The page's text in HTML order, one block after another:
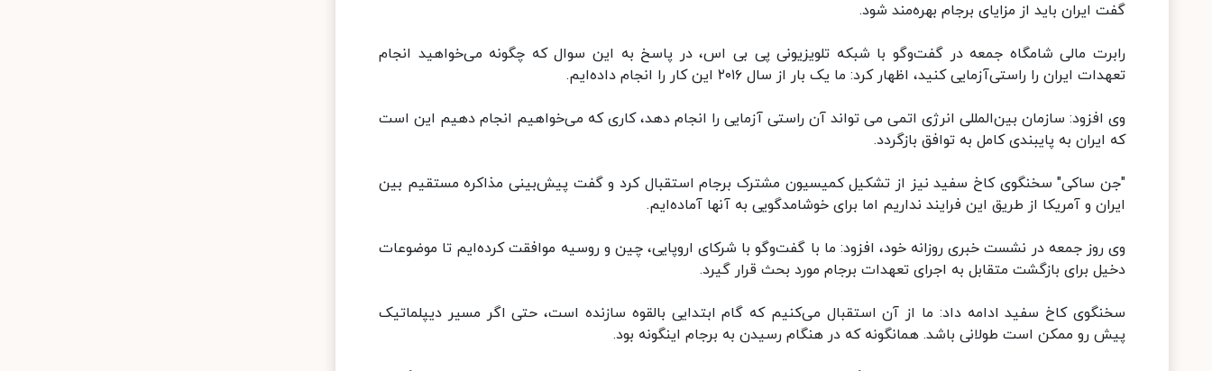
گفت ایران باید از مزایای برجام بهره‌مند شود.
رابرت مالی شامگاه جمعه در گفت‌وگو با شبکه تلویزیونی پی بی اس، در پاسخ به این سوال که چگونه می‌خواهید انجام
تعهدات ایران را راستی‌آزمایی کنید، اظهار کرد: ما یک بار از سال ۲۰۱۶ این کار را انجام داده‌ایم.
وی افزود: سازمان بین‌المللی انرژی اتمی می تواند آن راستی آزمایی را انجام دهد، کاری که می‌خواهیم انجام دهیم این است
که ایران به پایبندی کامل به توافق بازگردد.
"جن ساکی" سخنگوی کاخ سفید نیز از تشکیل کمیسیون مشترک برجام استقبال کرد و گفت پیش‌بینی مذاکره مستقیم بین
ایران و آمریکا از طریق این فرایند نداریم اما برای خوشامدگویی به آنها آماده‌ایم.
وی روز جمعه در نشست خبری روزانه خود، افزود: ما با گفت‌وگو با شرکای اروپایی، چین و روسیه موافقت کرده‌ایم تا موضوعات
دخیل برای بازگشت متقابل به اجرای تعهدات برجام مورد بحث قرار گیرد.
سخنگوی کاخ سفید ادامه داد: ما از آن استقبال می‌کنیم که گام ابتدایی بالقوه سازنده است، حتی اگر مسیر دیپلماتیک
پیش رو ممکن است طولانی باشد. همانگونه که در هنگام رسیدن به برجام اینگونه بود.